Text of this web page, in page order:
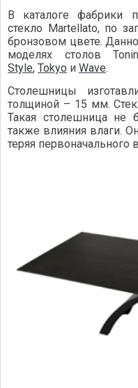
В каталоге фабрики
стекло Martellato, по
бронзовом цвете.
моделях столов
Style, Tokyo и Wave.
Столешницы
толщиной – 15 мм.
Такая столешница не
также влияния влаги.
теряя первоначального